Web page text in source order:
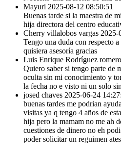
Mayuri 2025-08-12 08:50:51
Buenas tarde si la maestra de
hija directora del centro
Cherry villalobos vargas 2025-
Tengo una duda con respecto
quisiera asesoría gracias
Luis Enrique Rodríguez romero
Quiero saber si tengo parte de
oculta sin mi conocimiento y
la fecha no e visto ni un solo
josed chaves 2025-06-24
buenas tardes me podrian
visitas ya q tengo 4 años de
hija pero la mamam no me ah
cuestiones de dinero no eh
poder solicitar un reguimen ates